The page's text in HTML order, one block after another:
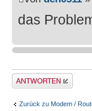
das
Antwort erstellen
Zurück zu Modem /